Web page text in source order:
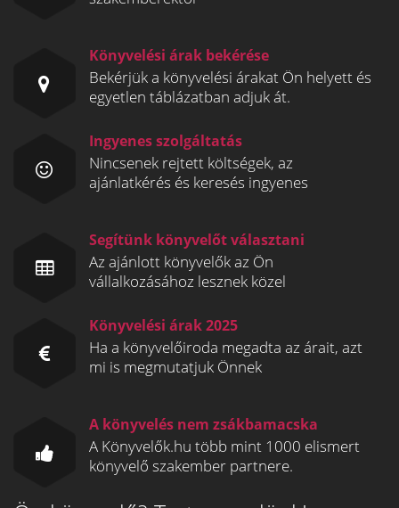
Könyvelési árak bekérése
Bekérjük a könyvelési árakat Ön helyett és
egyetlen táblázatban adjuk át.
Ingyenes szolgáltatás
Nincsenek rejtett költségek, az
ajánlatkérés és keresés ingyenes
Segítünk könyvelőt választani
Az ajánlott könyvelők az Ön
vállalkozásához lesznek közel
Könyvelési árak 2025
Ha a könyvelőiroda megadta az árait, azt
mi is megmutatjuk Önnek
A könyvelés nem zsákbamacska
A Könyvelők.hu több mint 1000 elismert
könyvelő szakember partnere.